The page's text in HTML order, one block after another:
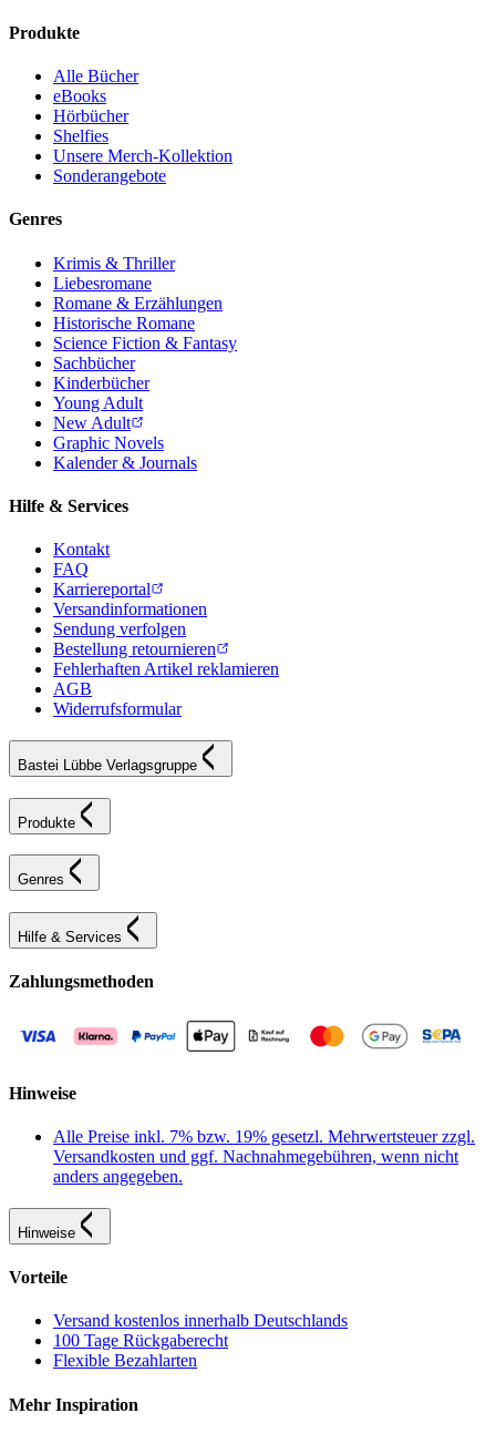
Produkte
Alle Bücher
eBooks
Hörbücher
Shelfies
Unsere Merch-Kollektion
Sonderangebote
Genres
Krimis & Thriller
Liebesromane
Romane & Erzählungen
Historische Romane
Science Fiction & Fantasy
Sachbücher
Kinderbücher
Young Adult
New Adult
Graphic Novels
Kalender & Journals
Hilfe & Services
Kontakt
FAQ
Karriereportal
Versandinformationen
Sendung verfolgen
Bestellung retournieren
Fehlerhaften Artikel reklamieren
AGB
Widerrufsformular
Bastei Lübbe Verlagsgruppe
Produkte
Genres
Hilfe & Services
Zahlungsmethoden
Hinweise
Alle Preise inkl. 7% bzw. 19% gesetzl. Mehrwertsteuer zzgl.
Versandkosten und ggf. Nachnahmegebühren, wenn nicht
anders angegeben.
Hinweise
Vorteile
Versand kostenlos innerhalb Deutschlands
100 Tage Rückgaberecht
Flexible Bezahlarten
Mehr Inspiration